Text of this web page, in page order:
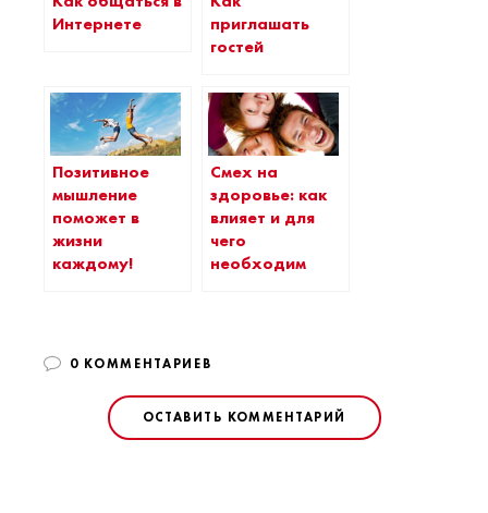
Интернете
приглашать
гостей
Позитивное
мышление
поможет в
жизни
каждому!
Смех на
здоровье: как
влияет и для
чего
необходим
0 КОММЕНТАРИЕВ
ОСТАВИТЬ КОММЕНТАРИЙ